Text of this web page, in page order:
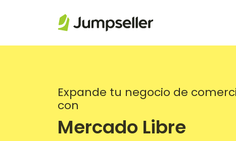
Expande tu negocio de
con
Mercado Libre